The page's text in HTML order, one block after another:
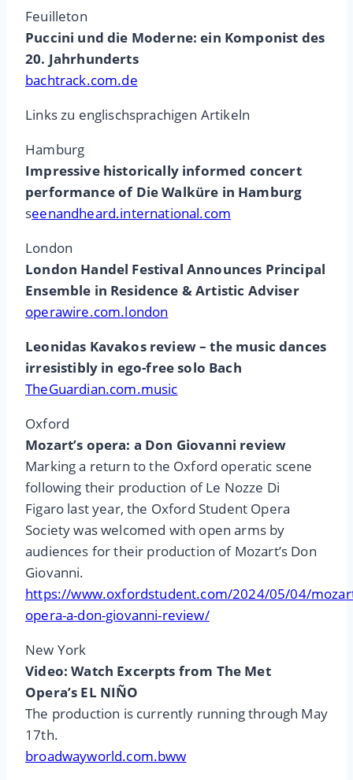
Feuilleton
Puccini und die Moderne: ein Komponist des
20. Jahrhunderts
bachtrack.com.de
Links zu englischsprachigen Artikeln
Hamburg
Impressive historically informed concert
performance of Die Walküre in Hamburg
seenandheard.international.com
London
London Handel Festival Announces Principal
Ensemble in Residence & Artistic Adviser
operawire.com.london
Leonidas Kavakos review – the music dances
irresistibly in ego-free solo Bach
TheGuardian.com.music
Oxford
Mozart’s opera: a Don Giovanni review
Marking a return to the Oxford operatic scene
following their production of Le Nozze Di
Figaro last year, the Oxford Student Opera
Society was welcomed with open arms by
audiences for their production of Mozart’s Don
Giovanni.
https://www.oxfordstudent.com/2024/05/04/
opera-a-don-giovanni-review/
New York
Video: Watch Excerpts from The Met
Opera’s EL NIÑO
The production is currently running through May
17th.
broadwayworld.com.bww